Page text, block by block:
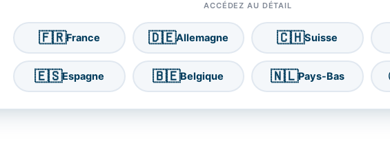
ACCÉDEZ AU DÉTAIL
🇫🇷France 🇩🇪Allemagne 🇨🇭Suisse
🇪🇸Espagne 🇧🇪Belgique 🇳🇱Pays-Bas